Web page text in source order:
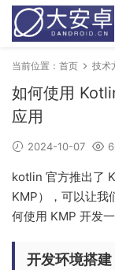
当前位置： 首页 技术
如何使用
应用
2024-10-07
kotlin 官方推出了
KMP），可以让我
何使用 KMP 开发
开发环境搭建